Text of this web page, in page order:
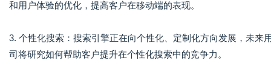
和用户体验的优化，提高客户在移动端的表现。
3. 个性化搜索：搜索引擎正在向个性化、定制化方向发展，未
司将研究如何帮助客户提升在个性化搜索中的竞争力。